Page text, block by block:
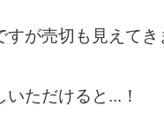
が売切も見えてき
ただけると...！